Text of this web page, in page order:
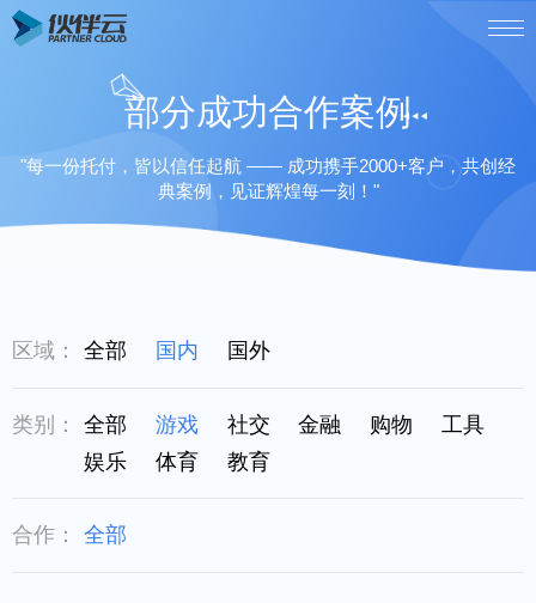
部分成功合作案例
"每一份托付，皆以信任起航 —— 成功携手2000+客户，共创经
典案例，见证辉煌每一刻！"
区域： 全部 国内 国外
类别： 全部 游戏 社交 金融 购物
工具
娱乐
体育 教育
合作： 全部